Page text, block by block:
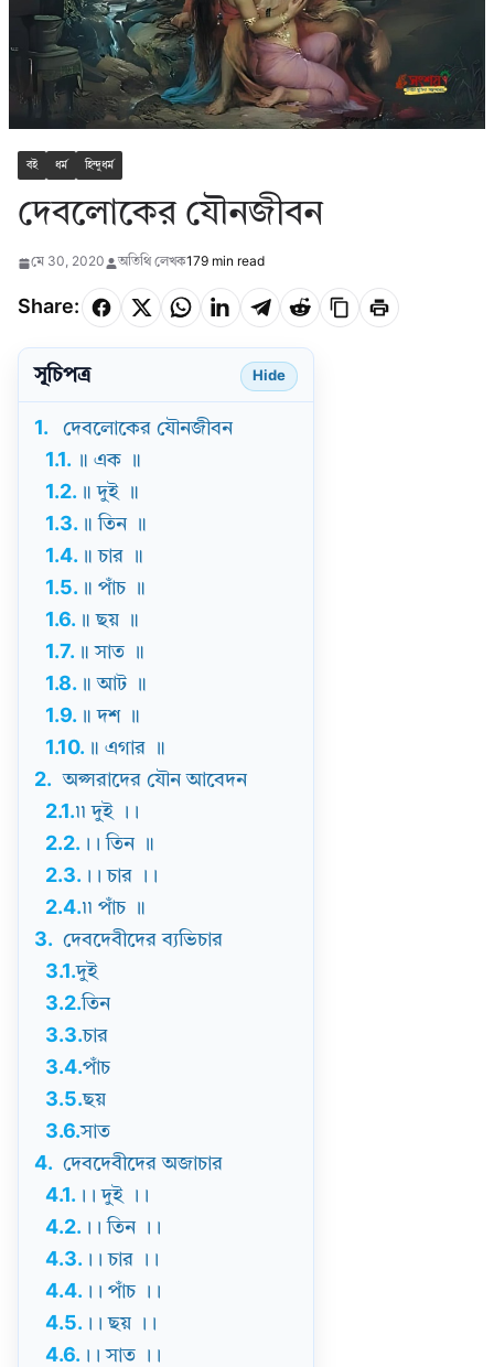
বই ধর্ম হিন্দুধর্ম
দেবলোকের যৌনজীবন
মে 30, 2020 অতিথি লেখক179 min read
Share:
সূচিপত্র Hide
1.
দেবলোকের যৌনজীবন
1.1. ॥ এক ॥
1.2. ॥ দুই ॥
1.3. ॥ তিন ॥
1.4. ॥ চার ॥
1.5. ॥ পাঁচ ॥
1.6. ॥ ছয় ॥
1.7. ॥ সাত ॥
1.8. ॥ আট ॥
1.9. ॥ দশ ॥
1.10. ॥ এগার ॥
2.
অপ্সরাদের যৌন আবেদন
2.1.৷৷ দুই ।।
2.2. ।। তিন ॥
2.3. ।। চার ।।
2.4.৷৷ পাঁচ ॥
3. দেবদেবীদের ব্যভিচার
3.1.দুই
3.2.তিন
3.3.চার
3.4.পাঁচ
3.5.ছয়
3.6.সাত
4. দেবদেবীদের অজাচার
4.1. ।। দুই ।।
4.2. ।। তিন ।।
4.3. ।। চার ।।
4.4. ।। পাঁচ ।।
4.5. ।। ছয় ।।
4.6. ।। সাত ।।